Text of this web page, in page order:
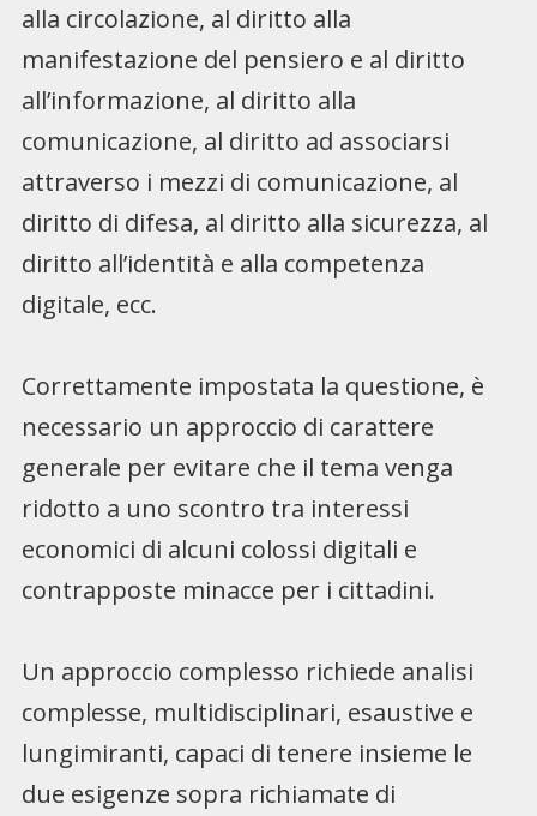
alla circolazione, al diritto alla
manifestazione del pensiero e al diritto
all’informazione, al diritto alla
comunicazione, al diritto ad associarsi
attraverso i mezzi di comunicazione, al
diritto di difesa, al diritto alla sicurezza, al
diritto all’identità e alla competenza
digitale, ecc.
Correttamente impostata la questione, è
necessario un approccio di carattere
generale per evitare che il tema venga
ridotto a uno scontro tra interessi
economici di alcuni colossi digitali e
contrapposte minacce per i cittadini.
Un approccio complesso richiede analisi
complesse, multidisciplinari, esaustive e
lungimiranti, capaci di tenere insieme le
due esigenze sopra richiamate di